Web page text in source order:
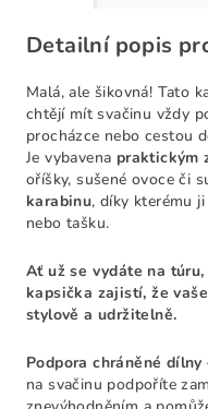
Detailní popis
Malá, ale šikovná! Tato
chtějí mít svačinu vždy
procházce nebo cestou
Je vybavena praktickým
oříšky, sušené ovoce či
karabinu, díky kterému
nebo tašku.
Ať už se vydáte na
kapsička zajistí, že
stylově a udržitelně.
Podpora chráněné dílny
na svačinu podpoříte